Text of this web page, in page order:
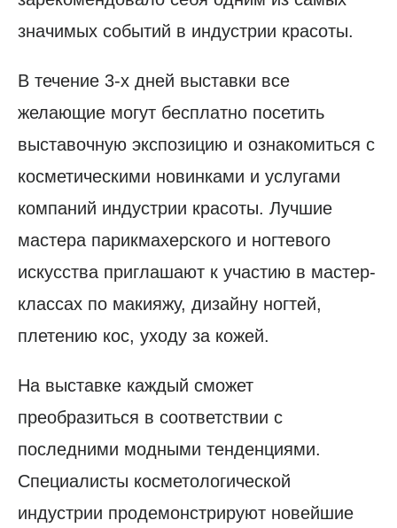
значимых событий в индустрии красоты.
В течение 3-х дней выставки все
желающие могут бесплатно посетить
выставочную экспозицию и ознакомиться с
косметическими новинками и услугами
компаний индустрии красоты. Лучшие
мастера парикмахерского и ногтевого
искусства приглашают к участию в мастер-
классах по макияжу, дизайну ногтей,
плетению кос, уходу за кожей.
На выставке каждый сможет
преобразиться в соответствии с
последними модными тенденциями.
Специалисты косметологической
индустрии продемонстрируют новейшие